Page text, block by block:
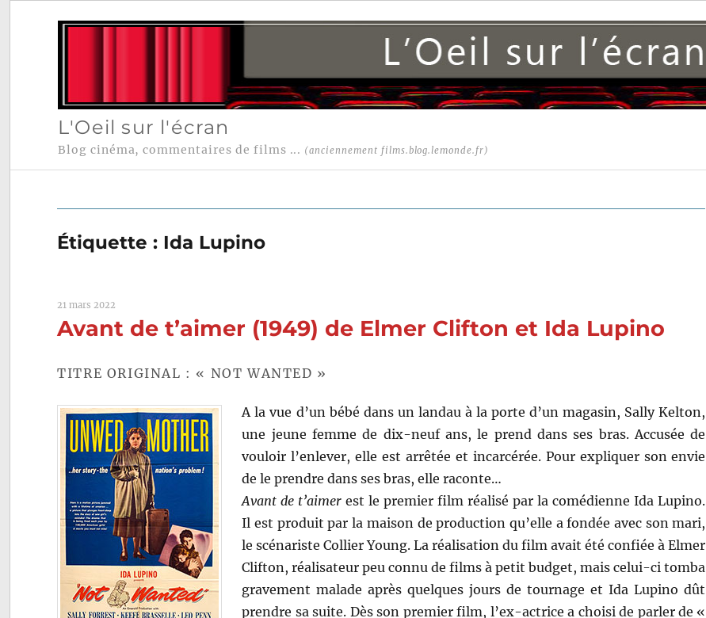
L'Oeil sur l'écran
Blog cinéma, commentaires de films ... (anciennement films.blog.lemonde.fr)
Étiquette : Ida Lupino
21 mars 2022
Avant de t’aimer (1949) de Elmer Clifton et Ida Lupino
TITRE ORIGINAL : « NOT WANTED »
A la vue d’un bébé dans un landau à la porte d’un magasin, Sally Kelton,
une jeune femme de dix-neuf ans, le prend dans ses bras. Accusée de
vouloir l’enlever, elle est arrêtée et incarcérée. Pour expliquer son envie
de le prendre dans ses bras, elle raconte…
Avant de t’aimer est le premier film réalisé par la comédienne Ida Lupino.
Il est produit par la maison de production qu’elle a fondée avec son mari,
le scénariste Collier Young. La réalisation du film avait été confiée à Elmer
Clifton, réalisateur peu connu de films à petit budget, mais celui-ci tomba
gravement malade après quelques jours de tournage et Ida Lupino dût
prendre sa suite. Dès son premier film, l’ex-actrice a choisi de parler de «